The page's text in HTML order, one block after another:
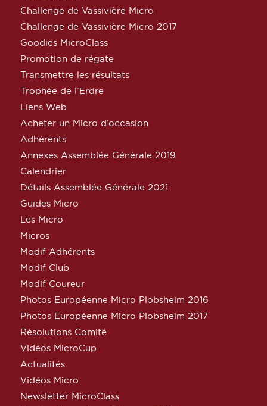
Challenge de Vassivière Micro
Challenge de Vassivière Micro 2017
Goodies MicroClass
Promotion de régate
Transmettre les résultats
Trophée de l’Erdre
Liens Web
Acheter un Micro d’occasion
Adhérents
Annexes Assemblée Générale 2019
Calendrier
Détails Assemblée Générale 2021
Guides Micro
Les Micro
Micros
Modif Adhérents
Modif Club
Modif Coureur
Photos Européenne Micro Plobsheim 2016
Photos Européenne Micro Plobsheim 2017
Résolutions Comité
Vidéos MicroCup
Actualités
Vidéos Micro
Newsletter MicroClass